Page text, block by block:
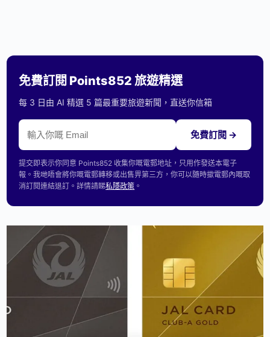
免費訂閱 Points852 旅遊精選
每 3 日由 AI 精選 5 篇最重要旅遊新聞，直送你信箱
免費訂閱 →
提交即表示你同意 Points852 收集你嘅電郵地址，只用作發送本電子
報。我哋唔會將你嘅電郵轉移或出售畀第三方，你可以隨時撳電郵內嘅取
消訂閱連結退訂。詳情請睇私隱政策 。